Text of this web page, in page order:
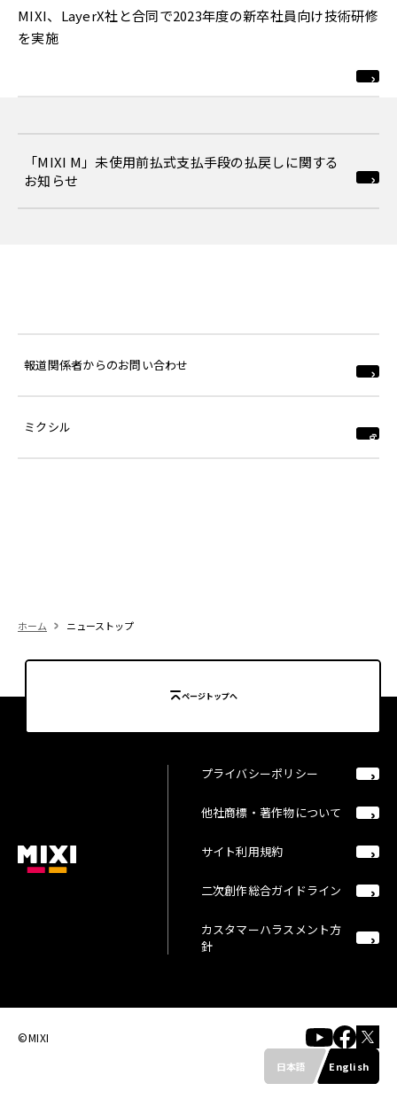
MIXI、LayerX社と合同で2023年度の新卒社員向け技術研修
を実施
「MIXI M」未使用前払式支払手段の払戻しに関する
お知らせ
報道関係者からのお問い合わせ
ミクシル
日本語 English
ホーム ニューストップ
ページトップへ
プライバシーポリシー
他社商標・著作物について
サイト利用規約
二次創作総合ガイドライン
カスタマーハラスメント方
針
©MIXI